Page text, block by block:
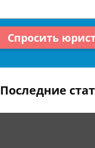
Спросить
Последние